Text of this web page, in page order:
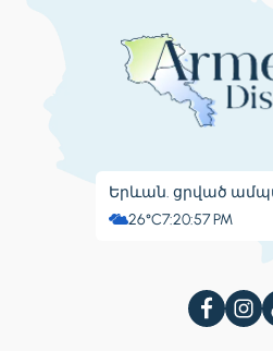
Երևան. ցրված
26°C7:20:58 PM